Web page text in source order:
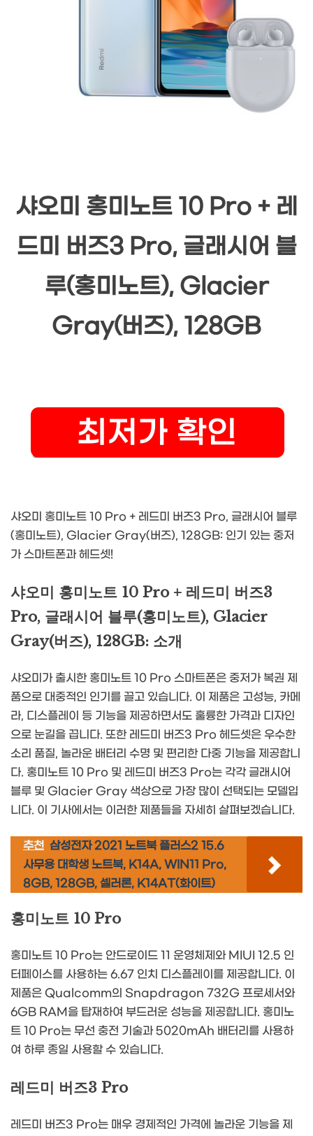
샤오미 홍미노트 10 Pro + 레
드미 버즈3 Pro, 글래시어 블
루(홍미노트), Glacier
Gray(버즈), 128GB
샤오미 홍미노트 10 Pro + 레드미 버즈3 Pro, 글래시어 블루
(홍미노트), Glacier Gray(버즈), 128GB: 인기 있는 중저
가 스마트폰과 헤드셋!
샤오미 홍미노트 10 Pro + 레드미 버즈3
Pro, 글래시어 블루(홍미노트), Glacier
Gray(버즈), 128GB: 소개
샤오미가 출시한 홍미노트 10 Pro 스마트폰은 중저가 복권 제
품으로 대중적인 인기를 끌고 있습니다. 이 제품은 고성능, 카메
라, 디스플레이 등 기능을 제공하면서도 훌륭한 가격과 디자인
으로 눈길을 끕니다. 또한 레드미 버즈3 Pro 헤드셋은 우수한
소리 품질, 놀라운 배터리 수명 및 편리한 다중 기능을 제공합니
다. 홍미노트 10 Pro 및 레드미 버즈3 Pro는 각각 글래시어
블루 및 Glacier Gray 색상으로 가장 많이 선택되는 모델입
니다. 이 기사에서는 이러한 제품들을 자세히 살펴보겠습니다.
추천 삼성전자 2021 노트북 플러스2 15.6
사무용 대학생 노트북, K14A, WIN11 Pro,
8GB, 128GB, 셀러론, K14AT(화이트)
홍미노트 10 Pro
홍미노트 10 Pro는 안드로이드 11 운영체제와 MIUI 12.5 인
터페이스를 사용하는 6.67 인치 디스플레이를 제공합니다. 이
제품은 Qualcomm의 Snapdragon 732G 프로세서와
6GB RAM을 탑재하여 부드러운 성능을 제공합니다. 홍미노
트 10 Pro는 무선 충전 기술과 5020mAh 배터리를 사용하
여 하루 종일 사용할 수 있습니다.
레드미 버즈3 Pro
레드미 버즈3 Pro는 매우 경제적인 가격에 놀라운 기능을 제